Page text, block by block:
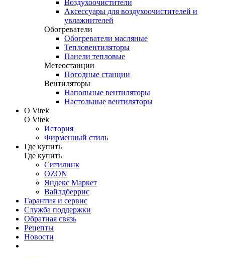
Воздухоочистители
Аксессуары для воздухоочистителей и
увлажнителей
Обогреватели
Обогреватели масляные
Тепловентиляторы
Панели тепловые
Метеостанции
Погодные станции
Вентиляторы
Напольные вентиляторы
Настольные вентиляторы
О Vitek
О Vitek
История
Фирменный стиль
Где купить
Где купить
Ситилинк
OZON
Яндекс Маркет
Вайлдберрис
Гарантия и сервис
Служба поддержки
Обратная связь
Рецепты
Новости